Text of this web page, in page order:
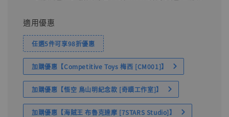
適用優惠
任選5件可享98折優惠
加購優惠【Competitive Toys 梅西 [CM001]】
加購優惠【悟空 鳥山明紀念款 [奇蹟工作室]】
加購優惠【海賊王 布魯克達摩 [7STARS Studio]】